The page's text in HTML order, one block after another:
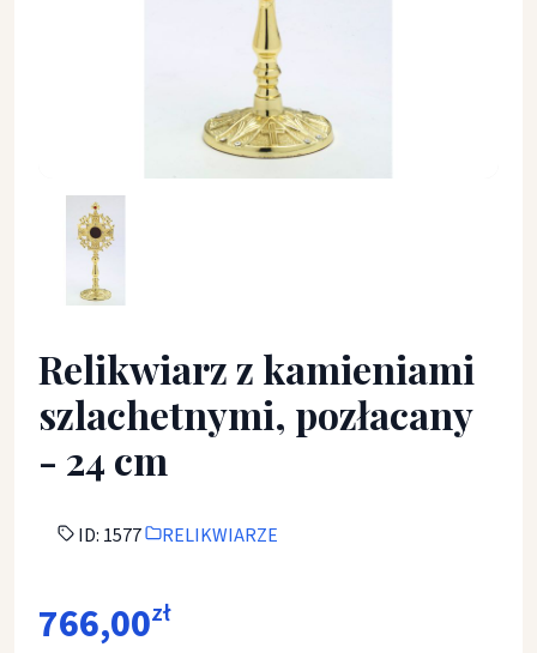
Relikwiarz z kamieniami szlachetnymi, pozłacany - 24 cm
Relikwiarz z kamieniami
szlachetnymi, pozłacany
- 24 cm
ID: 1577 RELIKWIARZE
766,00zł